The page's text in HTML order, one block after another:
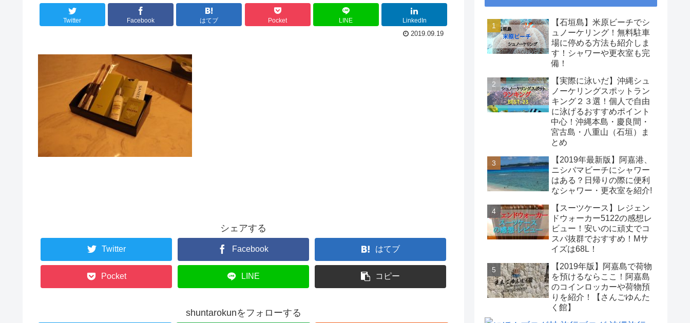
Twitter Facebook はてブ Pocket LINE
LinkedIn
2019.09.19
シェアする
Twitter Facebook はてブ
Pocket LINE コピー
shuntarokunをフォローする
【石垣島】米原ビーチでシ
ュノーケリング！無料駐車
場に停める方法も紹介しま
す！シャワーや更衣室も完
備！
【実際に泳いだ】沖縄シュ
ノーケリングスポットラン
キング２３選！個人で自由
に泳げるおすすめポイント
中心！沖縄本島・慶良間・
宮古島・八重山（石垣）ま
とめ
【2019年最新版】阿嘉港、
ニシバマビーチにシャワー
はある？日帰りの際に便利
なシャワー・更衣室を紹介!
【スーツケース】レジェン
ドウォーカー5122の感想レ
ビュー！安いのに頑丈でコ
スパ抜群でおすすめ！Mサ
イズは68L！
【2019年版】阿嘉島で荷物
を預けるならここ！阿嘉島
のコインロッカーや荷物預
りを紹介！【さんごゆんた
く館】